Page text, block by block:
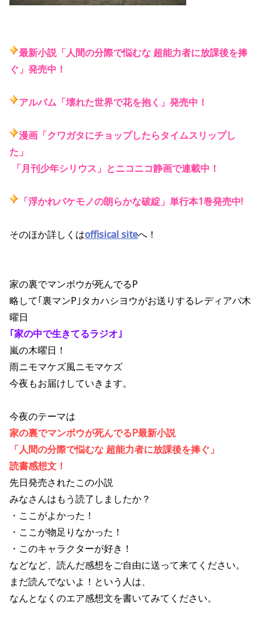
最新小説「人間の分際で悩むな 超能力者に放課後を捧
ぐ」発売中！
アルバム「壊れた世界で花を抱く」発売中！
漫画「クワガタにチョップしたらタイムスリップし
た」
「月刊少年シリウス」とニコニコ静画で連載中 ！
「浮かれバケモノの朗らかな破綻」単行本1巻発売中!
そのほか詳しくはoffisical siteへ！
家の裏でマンボウが死んでるP
略して｢裏マンP｣タカハシヨウがお送りするレディアパ木
曜日
｢家の中で生きてるラジオ｣
嵐の木曜日！
雨ニモマケズ風ニモマケズ
今夜もお届けしていきます。
今夜のテーマは
家の裏でマンボウが死んでるP最新小説
「人間の分際で悩むな 超能力者に放課後を捧ぐ」
読書感想文！
先日発売されたこの小説
みなさんはもう読了しましたか？
・ここがよかった！
・ここが物足りなかった！
・このキャラクターが好き！
などなど、読んだ感想をご自由に送って来てください。
まだ読んでないよ！という人は、
なんとなくのエア感想文を書いてみてください。